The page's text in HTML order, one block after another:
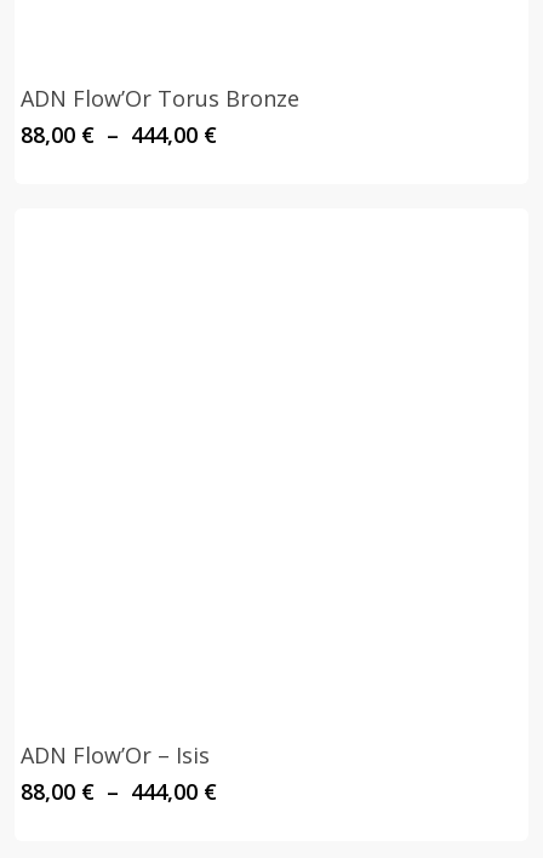
ADN Flow’Or Torus Bronze
88,00 € – 444,00 €Plage
ADN Flow’Or – Isis
88,00 € – 444,00 €Plage